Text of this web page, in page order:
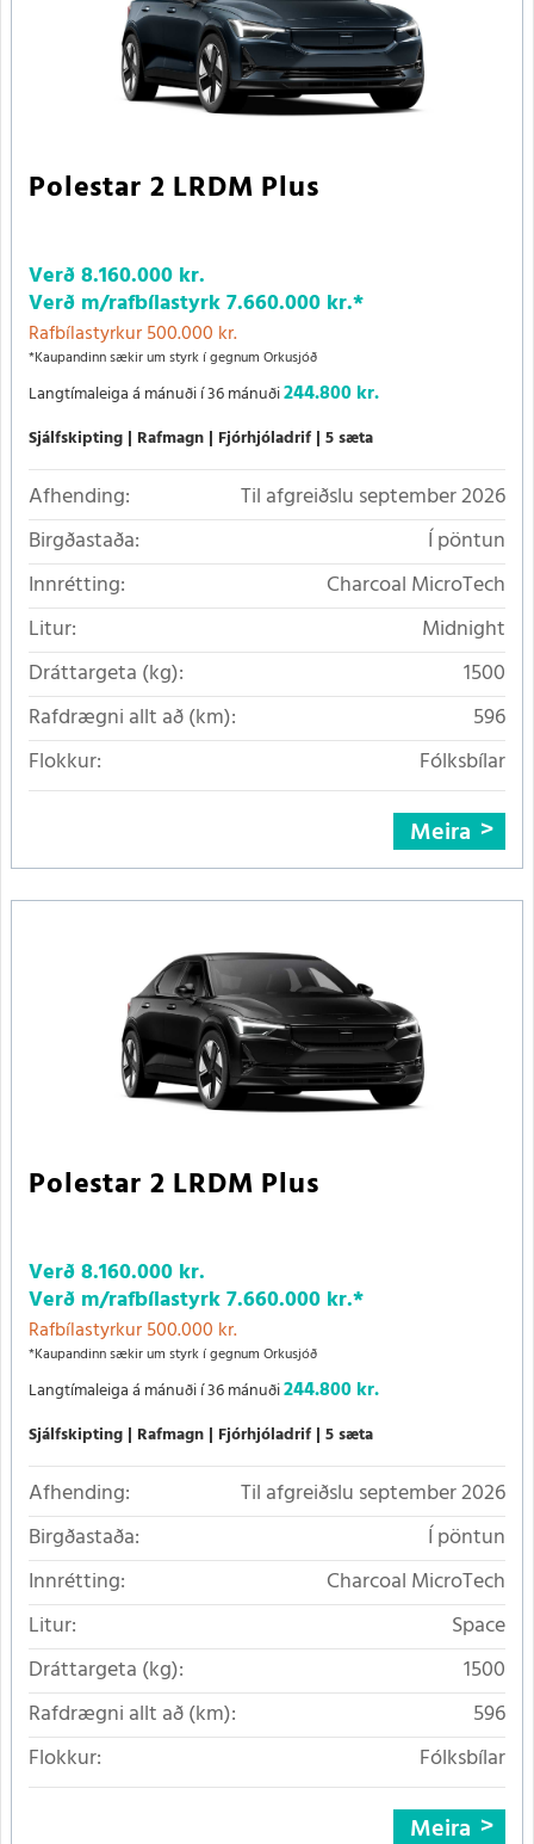
Polestar 2 LRDM Plus
Verð8.160.000 kr.
Verð m/rafbílastyrk7.660.000 kr.*
Rafbílastyrkur 500.000 kr.
*Kaupandinn sækir um styrk í gegnum Orkusjóð
Langtímaleiga á mánuði í 36 mánuði244.800 kr.
Sjálfskipting Rafmagn Fjórhjóladrif 5 sæta
Afhending:
Til afgreiðslu september 2026
Birgðastaða:
Í pöntun
Innrétting:
Charcoal MicroTech
Litur:
Midnight
Dráttargeta (kg):
1500
Rafdrægni allt að (km):
596
Flokkur:
Fólksbílar
Meira
Polestar 2 LRDM Plus
Verð8.160.000 kr.
Verð m/rafbílastyrk7.660.000 kr.*
Rafbílastyrkur 500.000 kr.
*Kaupandinn sækir um styrk í gegnum Orkusjóð
Langtímaleiga á mánuði í 36 mánuði244.800 kr.
Sjálfskipting Rafmagn Fjórhjóladrif 5 sæta
Afhending:
Til afgreiðslu september 2026
Birgðastaða:
Í pöntun
Innrétting:
Charcoal MicroTech
Litur:
Space
Dráttargeta (kg):
1500
Rafdrægni allt að (km):
596
Flokkur:
Fólksbílar
Meira